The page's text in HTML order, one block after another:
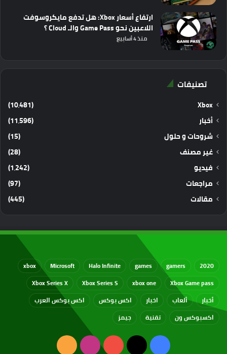
ارتفاع أسعار Xbox: هل تدفع مايكروسوفت
اللاعبين نحو Game Pass والـ Cloud ؟
منذ 4 أسابيع
تصنيفات
Xbox
(10٬481)
أخبار
(11٬596)
شروحات و حلول
(15)
غير مصنف
(28)
فيديو
(1٬242)
مراجعات
(97)
مقالات
(445)
2020
gamers
games
Halo Infinite
Microsoft
xbox
Xbox Game pass
xbox one
Xbox Series S
Xbox Series X
أخبار
ألعاب اخبار اكس بوكس
اكس بوكس العرب
اكسبوكس ون
تقنية جيمز
فيسبوك
‫X
‫YouTubeانستقرامملخص